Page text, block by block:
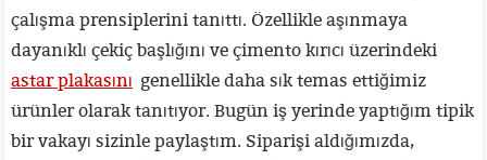
çalışma prensiplerini tanıttı. Özellikle aşınmaya
dayanıklı çekiç başlığını ve çimento kırıcı üzerindeki
astar plakasını genellikle daha sık temas ettiğimiz
ürünler olarak tanıtıyor. Bugün iş yerinde yaptığım tipik
bir vakayı sizinle paylaştım. Siparişi aldığımızda,